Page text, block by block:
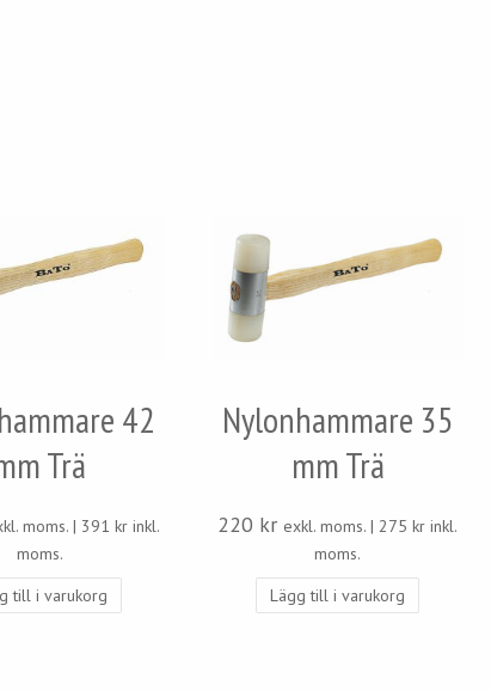
42
Trä
moms. | 391 krinkl.
moms.
till i varukorg
Nylonhammare 35
mm Trä
220 kr exkl. moms. |275kr inkl.
moms.
Lägg till i varukorg